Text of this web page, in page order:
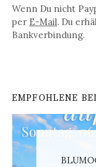
Wenn Du nicht
per E-Mail. Du
Bankverbindung.
EMPFOHLENE